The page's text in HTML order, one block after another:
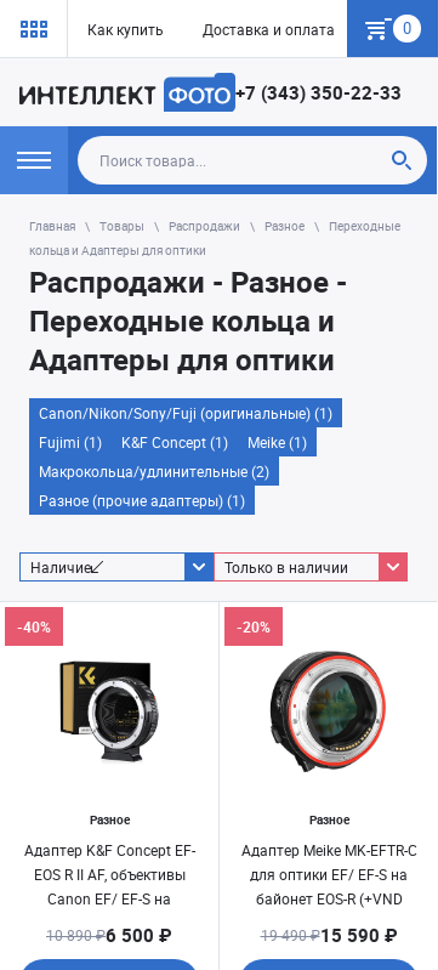
Как купить Доставка и оплата Гарантия
0
+7 (343) 350-22-33
Главная Товары Распродажи Разное
Переходные
кольца и Адаптеры для оптики
Распродажи - Разное -
Переходные кольца и
Адаптеры для оптики
Canon/Nikon/Sony/Fuji (оригинальные) (1)
Fujimi (1)
K&F Concept (1)
Meike (1)
Макрокольца/удлинительные (2)
Разное (прочие адаптеры) (1)
Наличие Только в наличии
Разное
Адаптер K&F Concept EF-
EOS R II AF, объективы
Canon EF/ EF-S на
(KF06.520)
-40%
10 890 ₽6 500 ₽
Разное
Адаптер Meike MK-EFTR-C
для оптики EF/ EF-S на
байонет EOS-R (+VND
-20%
19 490 ₽15 590 ₽